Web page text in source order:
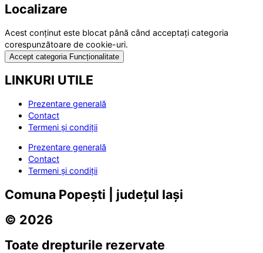
Localizare
Acest conținut este blocat până când acceptați categoria
corespunzătoare de cookie-uri.
Accept categoria Funcționalitate
LINKURI UTILE
Prezentare generală
Contact
Termeni și condiții
Prezentare generală
Contact
Termeni și condiții
Comuna Popești | județul Iași
© 2026
Toate drepturile rezervate